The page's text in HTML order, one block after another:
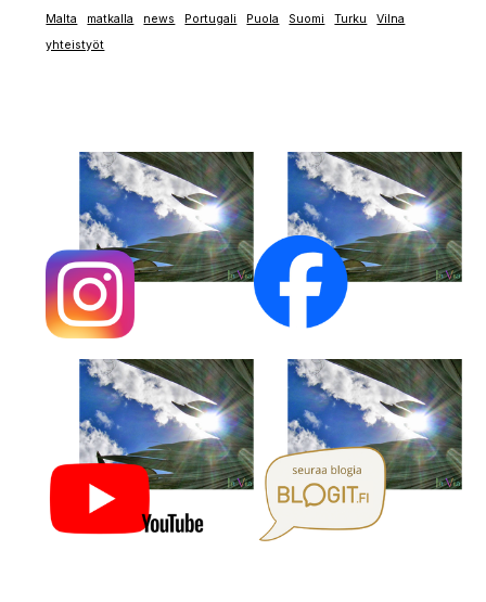
Malta matkalla news Portugali Puola Suomi Turku
Vilna
yhteistyöt